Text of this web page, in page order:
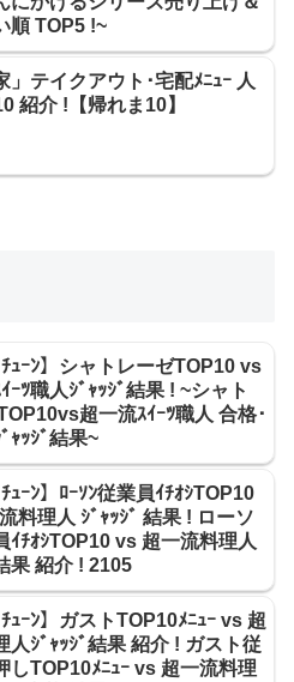
順 TOP5 !~
」テイクアウト･宅配ﾒﾆｭｰ 人
紹介 !【帰れま10】
ﾁｭｰﾝ】シャトレーゼTOP10 vs
ｰﾂ職人ｼﾞｬｯｼﾞ結果 ! ~シャト
超一流ｽｲｰﾂ職人 合格･
ｬｯｼﾞ結果~
ﾁｭｰﾝ】ﾛｰｿﾝ従業員ｲﾁｵｼTOP10
料理人 ｼﾞｬｯｼﾞ 結果 ! ローソ
ｲﾁｵｼTOP10 vs 超一流料理人
果 紹介 ! 2105
ﾁｭｰﾝ】ガストTOP10ﾒﾆｭｰ vs 超
人ｼﾞｬｯｼﾞ結果 紹介 ! ガスト従
しTOP10ﾒﾆｭｰ vs 超一流料理